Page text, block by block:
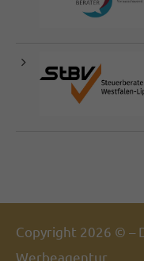
Copyright 2026 © –
Werbeagentur.